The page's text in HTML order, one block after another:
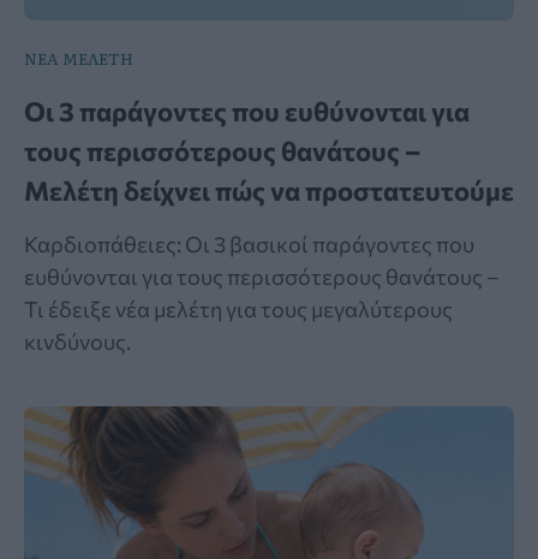
ΝΕΑ ΜΕΛΕΤΗ
Οι 3 παράγοντες που ευθύνονται για
τους περισσότερους θανάτους –
Μελέτη δείχνει πώς να προστατευτούμε
Καρδιοπάθειες: Οι 3 βασικοί παράγοντες που
ευθύνονται για τους περισσότερους θανάτους –
Τι έδειξε νέα μελέτη για τους μεγαλύτερους
κινδύνους.